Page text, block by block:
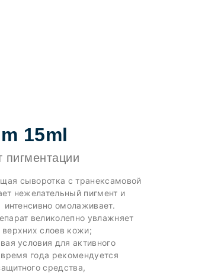
15ml
сыворотка с транексамовой
нежелательный пигмент и
омолаживает.
великолепно увлажняет
слоев кожи;
условия для активного
года рекомендуется
средства,